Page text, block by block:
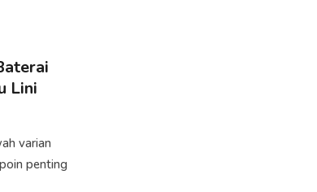
Lini
varian
penting